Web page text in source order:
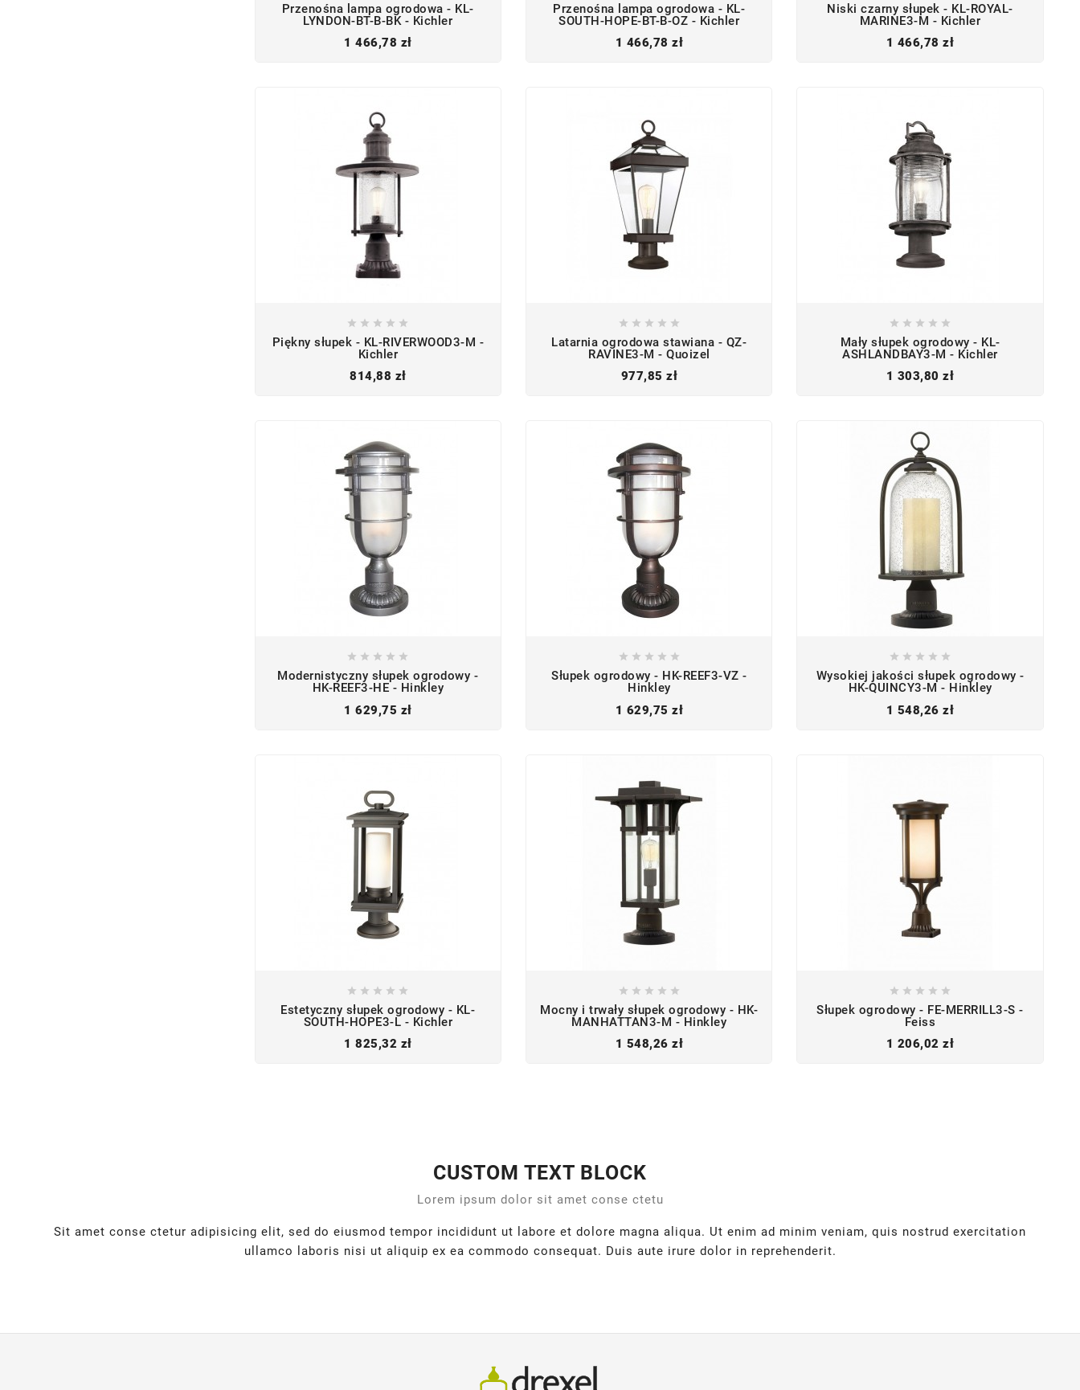
Przenośna lampa ogrodowa - KL-
LYNDON-BT-B-BK - Kichler
1 466,78 złCena
Przenośna lampa ogrodowa - KL-
SOUTH-HOPE-BT-B-OZ - Kichler
1 466,78 złCena
Niski czarny słupek - KL-ROYAL-
MARINE3-M - Kichler
1 466,78 złCena
    
Piękny słupek - KL-RIVERWOOD3-M -
Kichler
814,88 złCena
    
Latarnia ogrodowa stawiana - QZ-
RAVINE3-M - Quoizel
977,85 złCena
    
Mały słupek ogrodowy - KL-
ASHLANDBAY3-M - Kichler
1 303,80 złCena
    
Modernistyczny słupek ogrodowy -
HK-REEF3-HE - Hinkley
1 629,75 złCena
    
Słupek ogrodowy - HK-REEF3-VZ -
Hinkley
1 629,75 złCena
    
Wysokiej jakości słupek ogrodowy -
HK-QUINCY3-M - Hinkley
1 548,26 złCena
    
Estetyczny słupek ogrodowy - KL-
SOUTH-HOPE3-L - Kichler
1 825,32 złCena
    
Mocny i trwały słupek ogrodowy - HK-
MANHATTAN3-M - Hinkley
1 548,26 złCena
    
Słupek ogrodowy - FE-MERRILL3-S -
Feiss
1 206,02 złCena
CUSTOM TEXT BLOCK
Lorem ipsum dolor sit amet conse ctetu
Sit amet conse ctetur adipisicing elit, sed do eiusmod tempor incididunt ut labore et dolore magna aliqua. Ut enim ad minim veniam, quis nostrud exercitation
ullamco laboris nisi ut aliquip ex ea commodo consequat. Duis aute irure dolor in reprehenderit.